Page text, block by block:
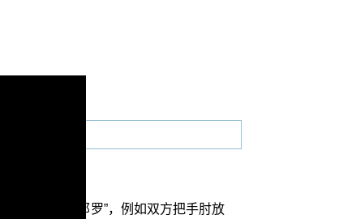
比较小型的“那罗”，例如双方把手肘放